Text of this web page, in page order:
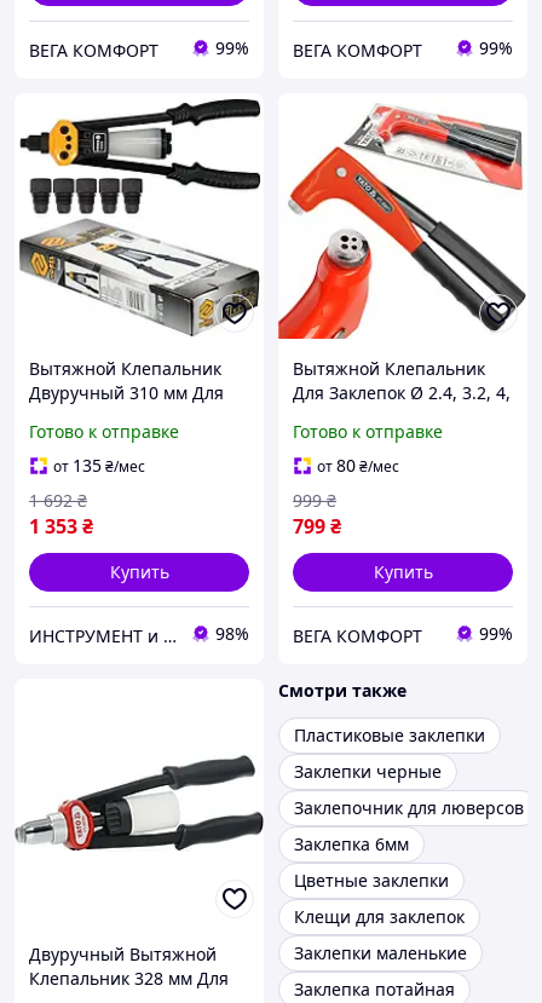
ВЕГА КОМФОРТ 99% ВЕГА КОМФОРТ 99%
Вытяжной Клепальник
Двуручный 310 мм Для
6.4 мм VOREL (70202)
Готово к отправке
от 135₴/мес
1 353₴
1 692 ₴
Купить
ИНСТРУМЕНТ и МЕТИЗЫ 98%
Вытяжной Клепальник
Для Заклепок Ø 2.4, 3.2, 4,
Готово к отправке
от80₴/мес
799₴
999 ₴
Купить
ВЕГА КОМФОРТ 99%
Двуручный Вытяжной
Клепальник 328 мм Для
Смотри также
Пластиковые заклепки
Заклепки черные
Заклепочник для люверсов
Заклепка 6мм
Цветные заклепки
Клещи для заклепок
Заклепки маленькие
Заклепка потайная